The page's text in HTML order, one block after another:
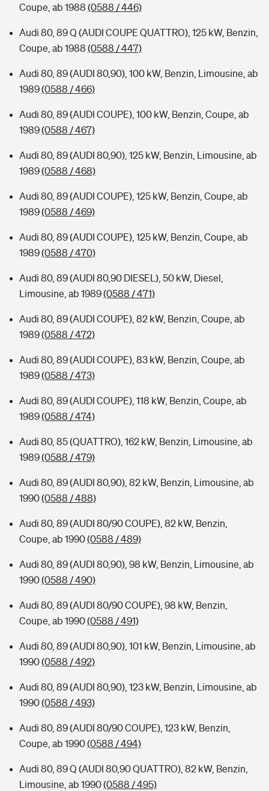
Coupe, ab 1988 (0588 / 446)
Audi 80, 89 Q (AUDI COUPE QUATTRO), 125 kW, Benzin,
Coupe, ab 1988 (0588 / 447)
Audi 80, 89 (AUDI 80,90), 100 kW, Benzin, Limousine, ab
1989(0588 / 466)
Audi 80, 89 (AUDI COUPE), 100 kW, Benzin, Coupe, ab
1989(0588 / 467)
Audi 80, 89 (AUDI 80,90), 125 kW, Benzin, Limousine, ab
1989(0588 / 468)
Audi 80, 89 (AUDI COUPE), 125 kW, Benzin, Coupe, ab
1989(0588 / 469)
Audi 80, 89 (AUDI COUPE), 125 kW, Benzin, Coupe, ab
1989(0588 / 470)
Audi 80, 89 (AUDI 80,90 DIESEL), 50 kW, Diesel,
Limousine, ab 1989(0588 / 471)
Audi 80, 89 (AUDI COUPE), 82 kW, Benzin, Coupe, ab
1989(0588 / 472)
Audi 80, 89 (AUDI COUPE), 83 kW, Benzin, Coupe, ab
1989(0588 / 473)
Audi 80, 89 (AUDI COUPE), 118 kW, Benzin, Coupe, ab
1989(0588 / 474)
Audi 80, 85 (QUATTRO), 162 kW, Benzin, Limousine, ab
1989(0588 / 479)
Audi 80, 89 (AUDI 80,90), 82 kW, Benzin, Limousine, ab
1990(0588 / 488)
Audi 80, 89 (AUDI 80/90 COUPE), 82 kW, Benzin,
Coupe, ab 1990(0588 / 489)
Audi 80, 89 (AUDI 80,90), 98 kW, Benzin, Limousine, ab
1990(0588 / 490)
Audi 80, 89 (AUDI 80/90 COUPE), 98 kW, Benzin,
Coupe, ab 1990(0588 / 491)
Audi 80, 89 (AUDI 80,90), 101 kW, Benzin, Limousine, ab
1990(0588 / 492)
Audi 80, 89 (AUDI 80,90), 123 kW, Benzin, Limousine, ab
1990(0588 / 493)
Audi 80, 89 (AUDI 80/90 COUPE), 123 kW, Benzin,
Coupe, ab 1990(0588 / 494)
Audi 80, 89 Q (AUDI 80,90 QUATTRO), 82 kW, Benzin,
Limousine, ab 1990(0588 / 495)